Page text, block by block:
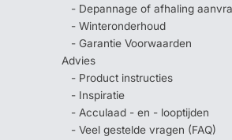
- Depannage of afhaling
- Winteronderhoud
- Garantie Voorwaarden
Advies
- Product instructies
- Inspiratie
- Acculaad - en - looptijden
- Veel gestelde vragen (FAQ)